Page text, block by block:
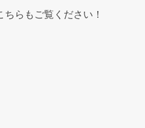
らもご覧ください！